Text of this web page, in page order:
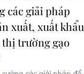
các giải pháp
xuất, xuất khẩu
trường gạo